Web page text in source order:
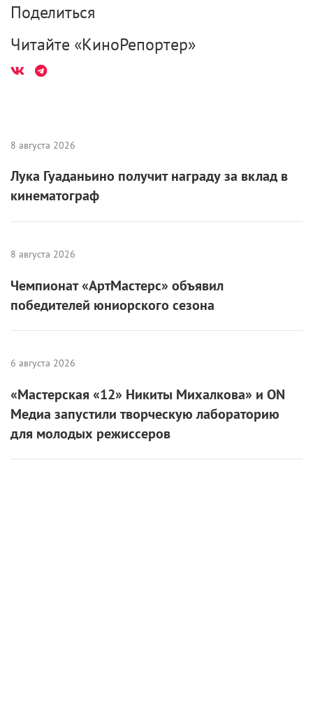
Поделиться
Читайте «КиноРепортер»
8 августа 2026
Лука Гуаданьино получит награду за вклад в
кинематограф
8 августа 2026
Чемпионат «АртМастерс» объявил
победителей юниорского сезона
6 августа 2026
«Мастерская «12» Никиты Михалкова» и ON
Медиа запустили творческую лабораторию
для молодых режиссеров